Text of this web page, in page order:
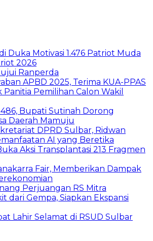
Duka Motivasi 1.476 Patriot Muda
2026
Ranperda
APBD 2025, Terima KUA-PPAS
Pemilihan Calon Wakil
Bupati Sutinah Dorong
Daerah Mamuju
DPRD Sulbar, Ridwan
AI yang Beretika
Aksi Transplantasi 213 Fragmen
Fair, Memberikan Dampak
Perjuangan RS Mitra
dari Gempa, Siapkan Ekspansi
Lahir Selamat di RSUD Sulbar